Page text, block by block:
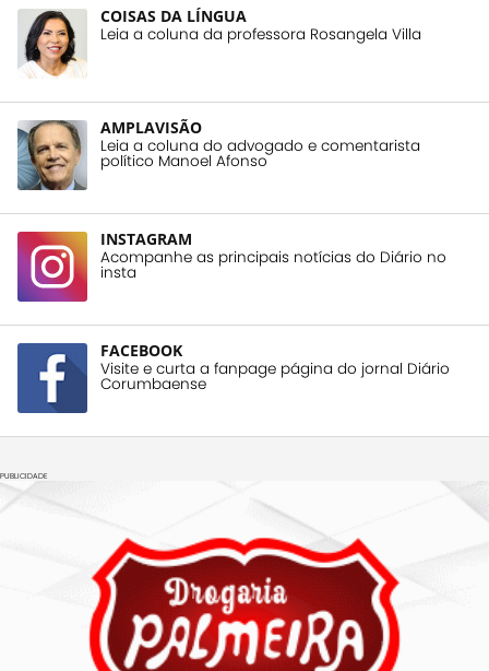
COISAS DA LÍNGUA
Leia a coluna da professora Rosangela Villa
AMPLAVISÃO
Leia a coluna do advogado e comentarista
político Manoel Afonso
INSTAGRAM
Acompanhe as principais notícias do Diário no
insta
FACEBOOK
Visite e curta a fanpage página do jornal Diário
Corumbaense
PUBLICIDADE